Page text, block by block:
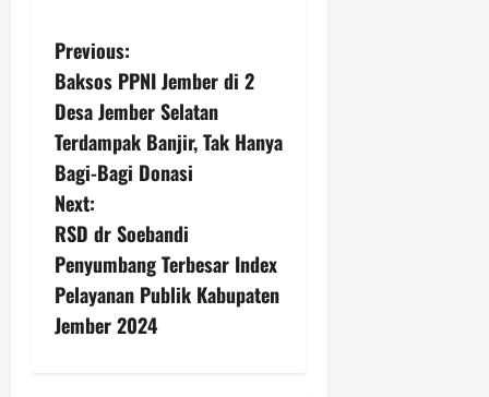
P
o
s
t
n
a
v
Previous:
Baksos PPNI Jember di 2
Desa Jember Selatan
Terdampak Banjir, Tak Hanya
Bagi-Bagi Donasi
Next:
RSD dr Soebandi
Penyumbang Terbesar Index
Pelayanan Publik Kabupaten
Jember 2024